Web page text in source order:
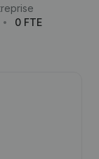
0 FTE